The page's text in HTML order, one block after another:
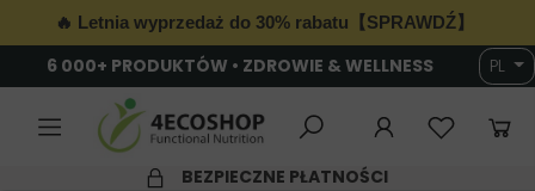
🔥 Letnia wyprzedaż do 30% rabatu【SPRAWDŹ】
6 000+ PRODUKTÓW • ZDROWIE & WELLNESS PL
BEZPIECZNE PŁATNOŚCI